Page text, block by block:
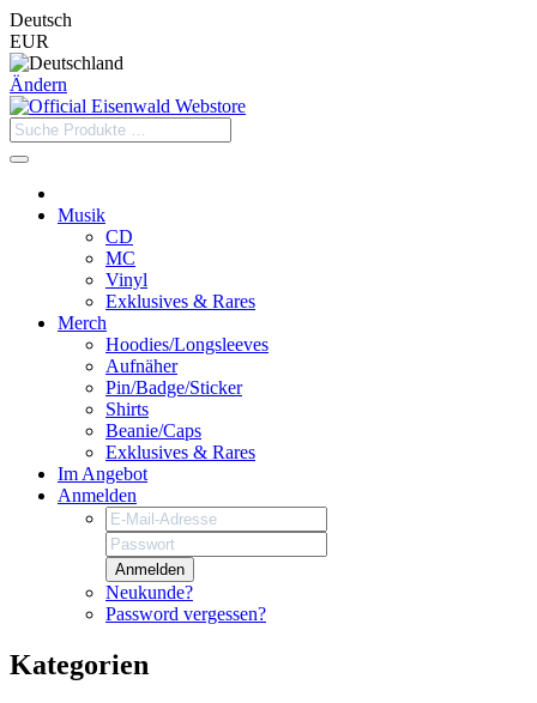
Deutsch
EUR
Ändern
Musik
CD
MC
Vinyl
Exklusives & Rares
Merch
Hoodies/Longsleeves
Aufnäher
Pin/Badge/Sticker
Shirts
Beanie/Caps
Exklusives & Rares
Im Angebot
Anmelden
Anmelden
Neukunde?
Password vergessen?
Kategorien